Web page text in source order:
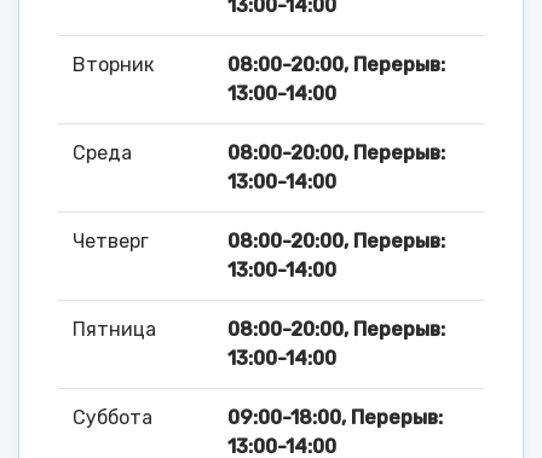
13:00-14:00
Вторник
08:00-20:00, Перерыв:
13:00-14:00
Среда
08:00-20:00, Перерыв:
13:00-14:00
Четверг
08:00-20:00, Перерыв:
13:00-14:00
Пятница
08:00-20:00, Перерыв:
13:00-14:00
Суббота
09:00-18:00, Перерыв:
13:00-14:00